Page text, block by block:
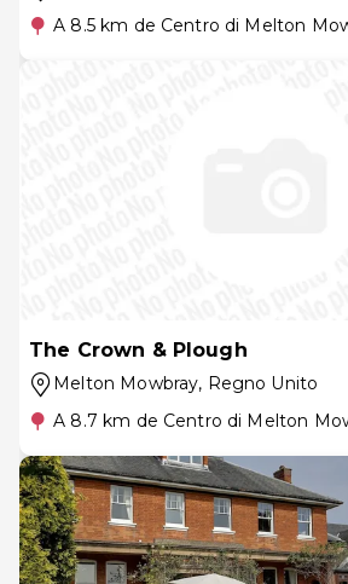
A 8.5 km de Centro di Melton
The Crown & Plough
Melton Mowbray, Regno Unito
A 8.7 km de Centro di Melton